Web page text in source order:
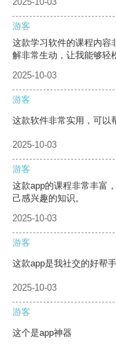
游客
这款学习软件的课程内容
解非常生动，让我能够轻
2025-10-03
游客
这款软件非常实用，可以
2025-10-03
游客
这款app的课程非常丰富
己感兴趣的知识。
2025-10-03
游客
这款app是我社交的好帮
2025-10-03
游客
这个是app神器